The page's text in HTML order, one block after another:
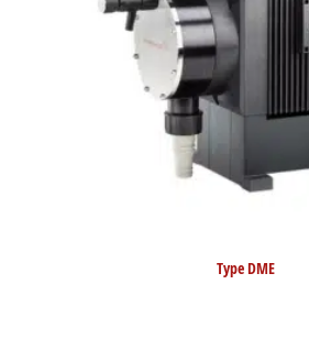
Type DME